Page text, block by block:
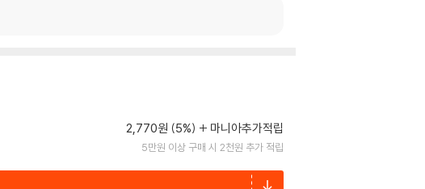
2,770원 (5%) 마니아추가적립
5만원 이상 구매 시 2천원 추가 적립